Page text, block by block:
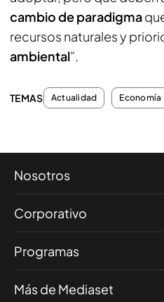
cambio de paradigma
recursos naturales y
ambiental”.
TEMAS Actualidad Economía
Nosotros
Corporativo
Programas
Más de Mediaset